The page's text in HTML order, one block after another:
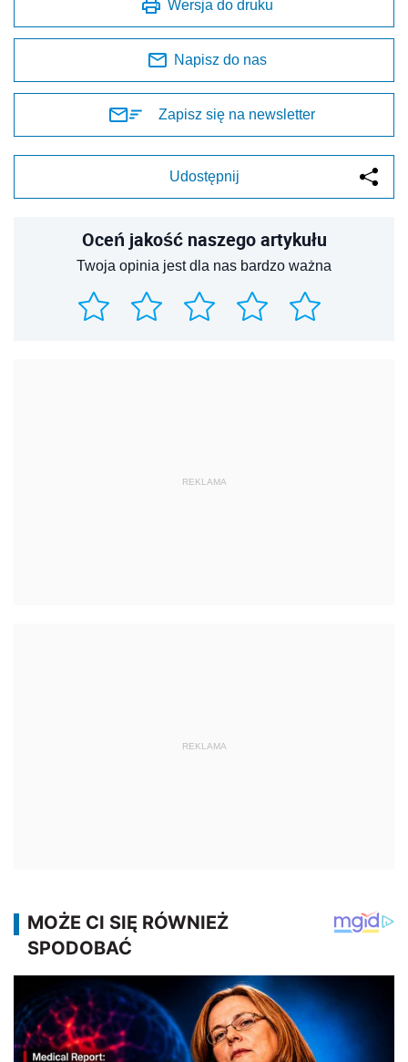
Wersja do druku
Napisz do nas
Zapisz się na newsletter
Udostępnij
Oceń jakość naszego artykułu
Twoja opinia jest dla nas bardzo ważna
REKLAMA
REKLAMA